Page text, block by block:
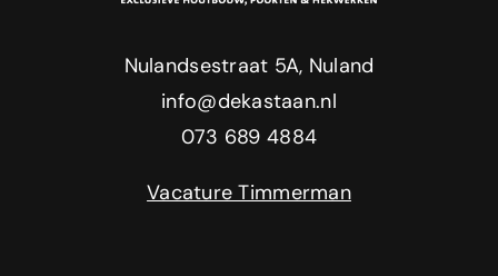
Nulandsestraat 5A, Nuland
info@dekastaan.nl
073 689 4884
Vacature Timmerman